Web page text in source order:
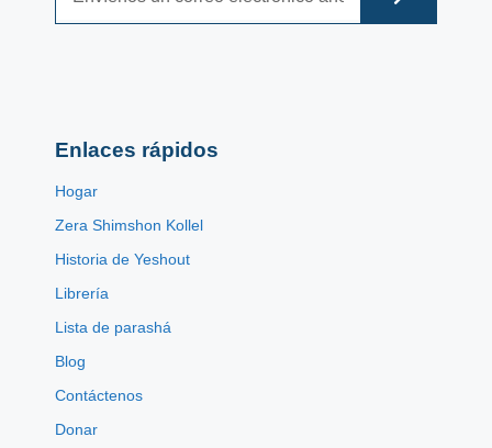
Enlaces rápidos
Hogar
Zera Shimshon Kollel
Historia de Yeshout
Librería
Lista de parashá
Blog
Contáctenos
Donar